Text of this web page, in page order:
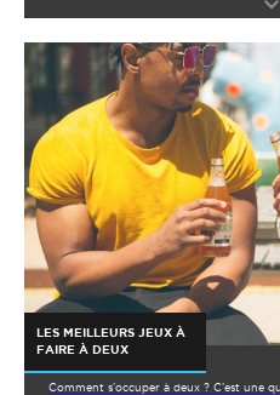
LES MEILLEURS JEUX À
FAIRE À DEUX
Comment s’occuper à deux ? C’est une